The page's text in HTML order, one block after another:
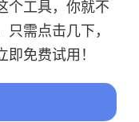
个工具，你就不
需点击几下，
免费试用！